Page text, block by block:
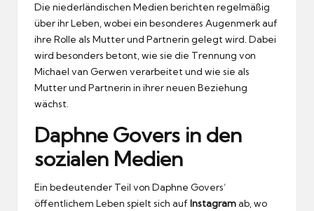
Die niederländischen Medien berichten regelmäßig
über ihr Leben, wobei ein besonderes Augenmerk auf
ihre Rolle als Mutter und Partnerin gelegt wird. Dabei
wird besonders betont, wie sie die Trennung von
Michael van Gerwen verarbeitet und wie sie als
Mutter und Partnerin in ihrer neuen Beziehung
wächst.
Daphne Govers in den
sozialen Medien
Ein bedeutender Teil von Daphne Govers’
öffentlichem Leben spielt sich aufInstagramab, wo